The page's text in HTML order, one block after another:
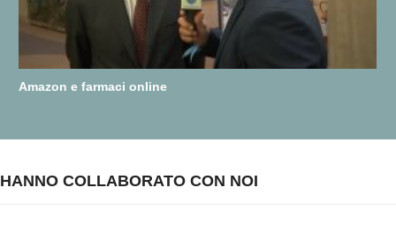
Amazon e farmaci online
HANNO COLLABORATO CON NOI